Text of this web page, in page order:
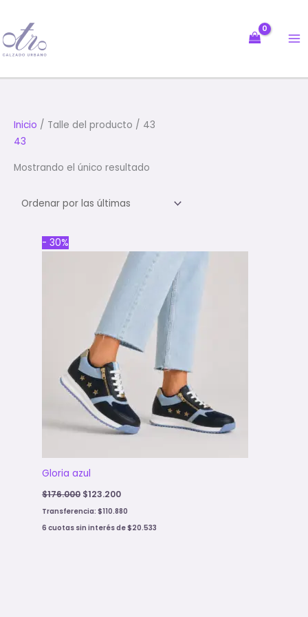
contenido
Inicio / Talle del producto / 43
43
Mostrando el único resultado
- 30%
Gloria azul
$176.000
price
$176.000.
$123.200
price
is:
$123.200.
Transferencia:$110.880
6 cuotas sin interés de$20.533